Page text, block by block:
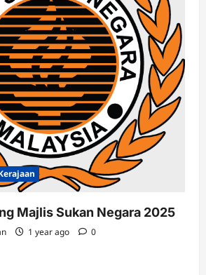
Majlis Sukan Negara 2025
1 year ago 0